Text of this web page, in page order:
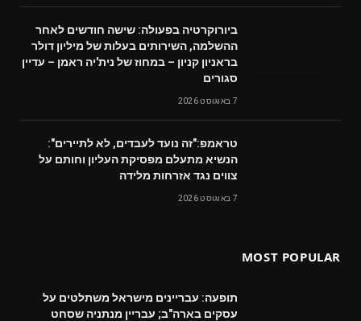
ביורוקרטיה בפעולה: שישה חודשים לאחר
ההשלמה, השירותים בעלות של מיליון דולר
בראניון קניון – במחוז של נית'יה ראמן – עדיין
סגורים
7 באוגוסט 2026
טראמפ:"זה נועד לעבדים, לא לתיירים":
הנשיא מתעלם מפסיקת העליון וחותם על
צווים נגד אזרחות מלידה
7 באוגוסט 2026
MOST POPULAR
תופעה: עבריינים מישראל משתלטים על
עסקים בארה"ב; עבריין מנתניה שסחט